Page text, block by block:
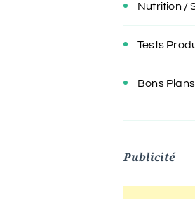
Nutrition /
Tests
Bons
Publicité